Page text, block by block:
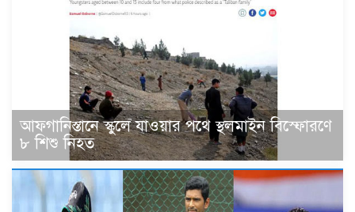
আফগানিস্তানে স্কুলে যাওয়ার পথে স্থলমাইন বিস্ফোরণে
৮ শিশু নিহত